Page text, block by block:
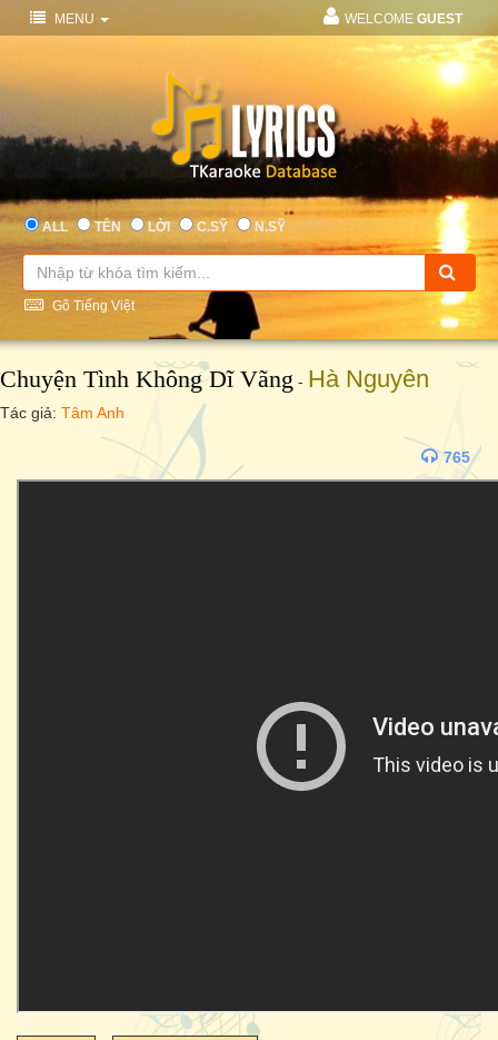
MENU WELCOME GUEST
ALL TÊN LỜI C.SỸ N.SỸ
Gõ Tiếng Việt
Chuyện Tình Không Dĩ Vãng - Hà Nguyên
Tác giả: Tâm Anh
765